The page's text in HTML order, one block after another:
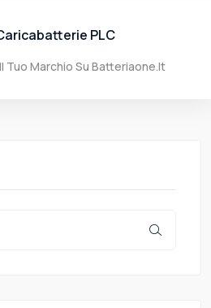
PLC
Tuo Marchio Su Batteriaone.it